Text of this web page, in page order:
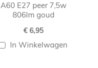
A60 E27 peer 7,5w
806lm goud
€ 6,95
In Winkelwagen